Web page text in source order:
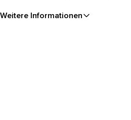
Weitere Informationen